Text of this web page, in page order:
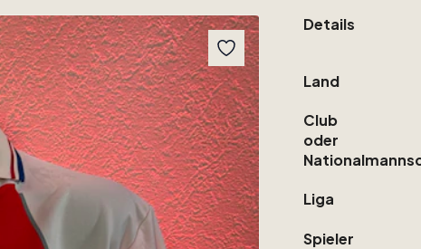
Details
Land
Club
oder
Liga
Spieler